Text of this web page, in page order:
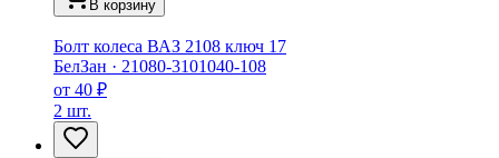
В корзину
Болт колеса ВАЗ 2108 ключ 17
БелЗан · 21080-3101040-108
от 40 ₽
2 шт.